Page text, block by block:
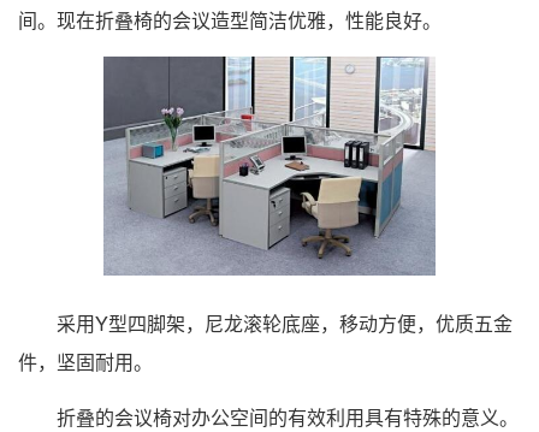
间。现在折叠椅的会议造型简洁优雅，性能良好。
采用Y型四脚架，尼龙滚轮底座，移动方便，优质五金
件，坚固耐用。
折叠的会议椅对办公空间的有效利用具有特殊的意义。